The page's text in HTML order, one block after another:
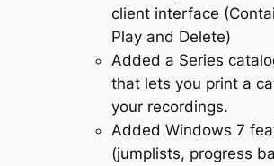
client interface
Play and Delete)
Added a Series
that lets you print a
your recordings.
Added Windows 7
(jumplists, progress